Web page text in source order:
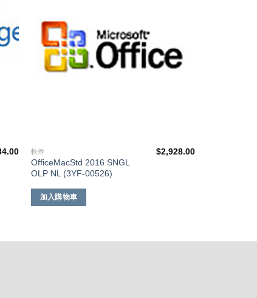
軟件
OfficeMacStd 2016 SNGL
OLP NL (3YF-00526)
$2,928.00
加入購物車